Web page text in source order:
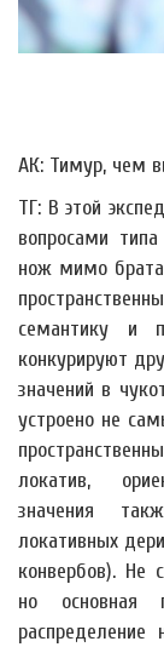
АК: Тимур, чем
ТГ: В этой
вопросами
нож мимо
семантику и
конкурируют
значений в
устроено не
локатив,
значения
локативных
конвербов). Не
но
распределение